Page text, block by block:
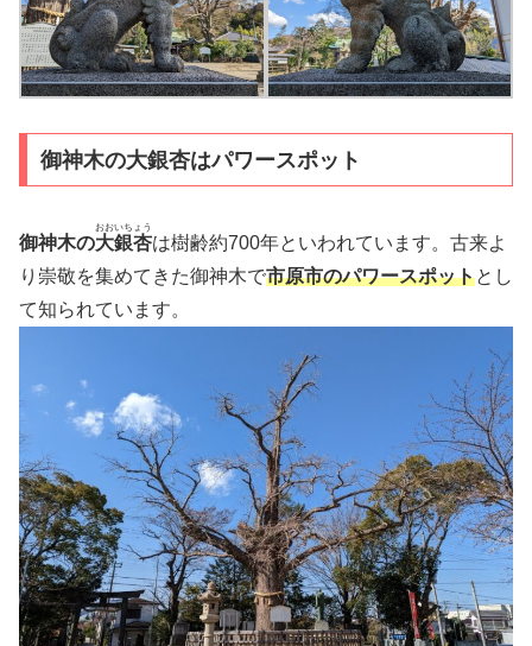
御神木の大銀杏はパワースポット
御神木の大銀杏
おおいちょう
は樹齢約700年といわれています。古来よ
り崇敬を集めてきた御神木で市原市のパワースポットとし
て知られています。